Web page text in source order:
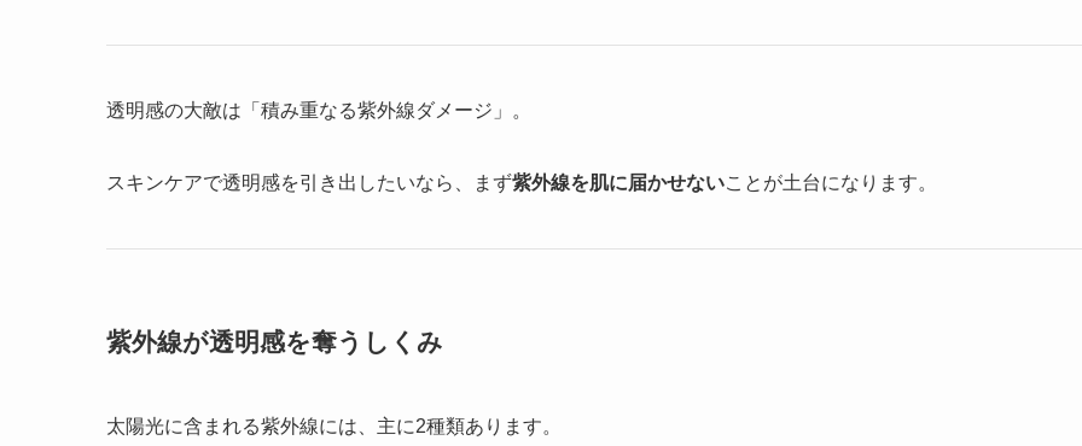
透明感の大敵は「積み重なる紫外線ダメージ」。
スキンケアで透明感を引き出したいなら、まず紫外線を肌に届かせないことが土台になります。
紫外線が透明感を奪うしくみ
太陽光に含まれる紫外線には、主に2種類あります。